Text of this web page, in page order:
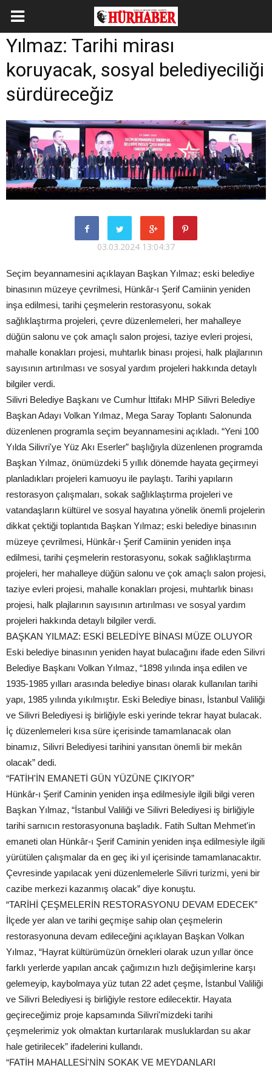
Yılmaz: Tarihi mirası
koruyacak, sosyal belediyeciliği
sürdüreceğiz
03.03.2024 13:04:37
Seçim beyannamesini açıklayan Başkan Yılmaz; eski belediye
binasının müzeye çevrilmesi, Hünkâr-ı Şerif Camiinin yeniden
inşa edilmesi, tarihi çeşmelerin restorasyonu, sokak
sağlıklaştırma projeleri, çevre düzenlemeleri, her mahalleye
düğün salonu ve çok amaçlı salon projesi, taziye evleri projesi,
mahalle konakları projesi, muhtarlık binası projesi, halk plajlarının
sayısının artırılması ve sosyal yardım projeleri hakkında detaylı
bilgiler verdi.
Silivri Belediye Başkanı ve Cumhur İttifakı MHP Silivri Belediye
Başkan Adayı Volkan Yılmaz, Mega Saray Toplantı Salonunda
düzenlenen programla seçim beyannamesini açıkladı. “Yeni 100
Yılda Silivri'ye Yüz Akı Eserler” başlığıyla düzenlenen programda
Başkan Yılmaz, önümüzdeki 5 yıllık dönemde hayata geçirmeyi
planladıkları projeleri kamuoyu ile paylaştı. Tarihi yapıların
restorasyon çalışmaları, sokak sağlıklaştırma projeleri ve
vatandaşların kültürel ve sosyal hayatına yönelik önemli projelerin
dikkat çektiği toplantıda Başkan Yılmaz; eski belediye binasının
müzeye çevrilmesi, Hünkâr-ı Şerif Camiinin yeniden inşa
edilmesi, tarihi çeşmelerin restorasyonu, sokak sağlıklaştırma
projeleri, her mahalleye düğün salonu ve çok amaçlı salon projesi,
taziye evleri projesi, mahalle konakları projesi, muhtarlık binası
projesi, halk plajlarının sayısının artırılması ve sosyal yardım
projeleri hakkında detaylı bilgiler verdi.
BAŞKAN YILMAZ: ESKİ BELEDİYE BİNASI MÜZE OLUYOR
Eski belediye binasının yeniden hayat bulacağını ifade eden Silivri
Belediye Başkanı Volkan Yılmaz, “1898 yılında inşa edilen ve
1935-1985 yılları arasında belediye binası olarak kullanılan tarihi
yapı, 1985 yılında yıkılmıştır. Eski Belediye binası, İstanbul Valiliği
ve Silivri Belediyesi iş birliğiyle eski yerinde tekrar hayat bulacak.
İç düzenlemeleri kısa süre içerisinde tamamlanacak olan
binamız, Silivri Belediyesi tarihini yansıtan önemli bir mekân
olacak” dedi.
“FATİH'İN EMANETİ GÜN YÜZÜNE ÇIKIYOR”
Hünkâr-ı Şerif Caminin yeniden inşa edilmesiyle ilgili bilgi veren
Başkan Yılmaz, “İstanbul Valiliği ve Silivri Belediyesi iş birliğiyle
tarihi sarnıcın restorasyonuna başladık. Fatih Sultan Mehmet'in
emaneti olan Hünkâr-ı Şerif Caminin yeniden inşa edilmesiyle ilgili
yürütülen çalışmalar da en geç iki yıl içerisinde tamamlanacaktır.
Çevresinde yapılacak yeni düzenlemelerle Silivri turizmi, yeni bir
cazibe merkezi kazanmış olacak” diye konuştu.
“TARİHİ ÇEŞMELERİN RESTORASYONU DEVAM EDECEK”
İlçede yer alan ve tarihi geçmişe sahip olan çeşmelerin
restorasyonuna devam edileceğini açıklayan Başkan Volkan
Yılmaz, “Hayrat kültürümüzün örnekleri olarak uzun yıllar önce
farklı yerlerde yapılan ancak çağımızın hızlı değişimlerine karşı
gelemeyip, kaybolmaya yüz tutan 22 adet çeşme, İstanbul Valiliği
ve Silivri Belediyesi iş birliğiyle restore edilecektir. Hayata
geçireceğimiz proje kapsamında Silivri'mizdeki tarihi
çeşmelerimiz yok olmaktan kurtarılarak musluklardan su akar
hale getirilecek” ifadelerini kullandı.
“FATİH MAHALLESİ'NİN SOKAK VE MEYDANLARI